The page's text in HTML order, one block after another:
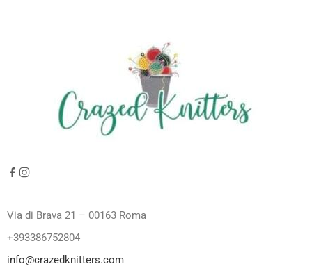
Via di Brava 21 – 00163 Roma
+393386752804
info@crazedknitters.com